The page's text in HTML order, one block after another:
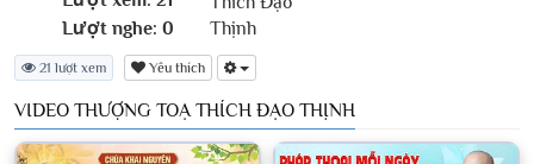
Lượt nghe: 0
21 lượt xem Yêu thích
VIDEO THƯỢNG TOẠ THÍCH ĐẠO THỊNH